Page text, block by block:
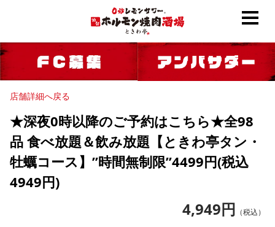
店舗詳細へ戻る
★深夜0時以降のご予約はこちら★全98
品 食べ放題＆飲み放題【ときわ亭タン・
牡蠣コース】”時間無制限”4499円(税込
4949円)
4,949円 （税込）